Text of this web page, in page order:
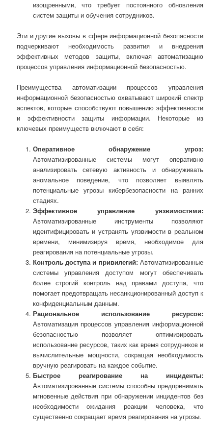
изощренными, что требует постоянного обновления
систем защиты и обучения сотрудников.
Эти и другие вызовы в сфере информационной безопасности
подчеркивают необходимость развития и внедрения
эффективных методов защиты, включая автоматизацию
процессов управления информационной безопасностью.
Преимущества автоматизации процессов управления
информационной безопасностью охватывают широкий спектр
аспектов, которые способствуют повышению эффективности
и эффективности защиты информации. Некоторые из
ключевых преимуществ включают в себя:
Оперативное обнаружение угроз:
Автоматизированные системы могут оперативно
анализировать сетевую активность и обнаруживать
аномальное поведение, что позволяет выявлять
потенциальные угрозы кибербезопасности на ранних
стадиях.
Эффективное управление уязвимостями:
Автоматизированные инструменты позволяют
идентифицировать и устранять уязвимости в реальном
времени, минимизируя время, необходимое для
реагирования на потенциальные угрозы.
Контроль доступа и привилегий:Автоматизированные
системы управления доступом могут обеспечивать
более строгий контроль над правами доступа, что
помогает предотвращать несанкционированный доступ к
конфиденциальным данным.
Рациональное использование ресурсов:
Автоматизация процессов управления информационной
безопасностью позволяет оптимизировать
использование ресурсов, таких как время сотрудников и
вычислительные мощности, сокращая необходимость
вручную реагировать на каждое событие.
Быстрое реагирование на инциденты:
Автоматизированные системы способны предпринимать
мгновенные действия при обнаружении инцидентов без
необходимости ожидания реакции человека, что
существенно сокращает время реагирования на угрозы.